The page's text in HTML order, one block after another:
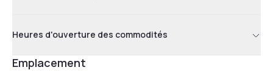
Heures d'ouverture des commodités
Emplacement